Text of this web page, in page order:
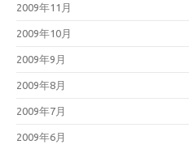
2009年11月
2009年10月
2009年9月
2009年8月
2009年7月
2009年6月